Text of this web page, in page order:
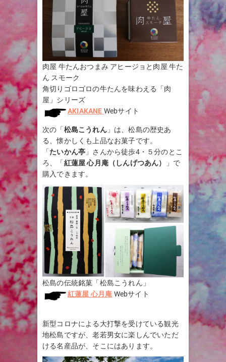
肉屋 牛たんおつまみ アヒージョと肉屋 牛た
ん スモーク
角切りゴロゴロの牛たんを味わえる「肉
屋」シリーズ
AKIAKANE Webサイト
次の「松島こうれん」は、松島の歴史あ
る、懐かしくも上品なお菓子です。
「たいかん亭 」さんから徒歩4・５分のとこ
ろ、「紅蓮屋 心月庵（しんげつあん）
」で
購入できます。
松島の伝統銘菓「松島こうれん」
紅蓮屋 心月庵 Webサイト
新型コロナによる大打撃を受けている観光
地松島ですが、老若男女に楽しんでいただ
ける名産品が、そこにはあります。